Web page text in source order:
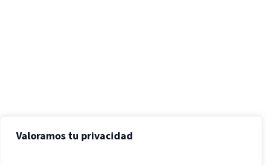
Valoramos tu privacidad